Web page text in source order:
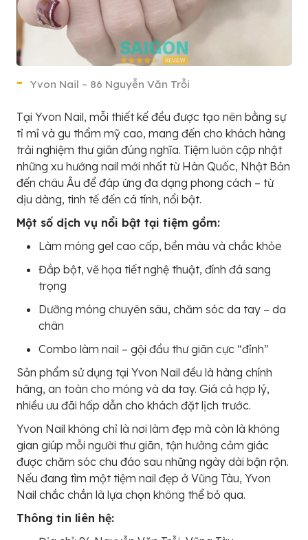
Yvon Nail – 86 Nguyễn Văn Trỗi
Tại Yvon Nail, mỗi thiết kế đều được tạo nên bằng sự
tỉ mỉ và gu thẩm mỹ cao, mang đến cho khách hàng
trải nghiệm thư giãn đúng nghĩa. Tiệm luôn cập nhật
những xu hướng nail mới nhất từ Hàn Quốc, Nhật Bản
đến châu Âu để đáp ứng đa dạng phong cách – từ
dịu dàng, tinh tế đến cá tính, nổi bật.
Một số dịch vụ nổi bật tại tiệm gồm:
Làm móng gel cao cấp, bền màu và chắc khỏe
Đắp bột, vẽ họa tiết nghệ thuật, đính đá sang
trọng
Dưỡng móng chuyên sâu, chăm sóc da tay – da
chân
Combo làm nail – gội đầu thư giãn cực “đỉnh”
Sản phẩm sử dụng tại Yvon Nail đều là hàng chính
hãng, an toàn cho móng và da tay. Giá cả hợp lý,
nhiều ưu đãi hấp dẫn cho khách đặt lịch trước.
Yvon Nail không chỉ là nơi làm đẹp mà còn là không
gian giúp mỗi người thư giãn, tận hưởng cảm giác
được chăm sóc chu đáo sau những ngày dài bận rộn.
Nếu đang tìm một tiệm nail đẹp ở Vũng Tàu, Yvon
Nail chắc chắn là lựa chọn không thể bỏ qua.
Thông tin liên hệ: